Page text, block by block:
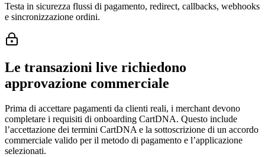
Testa in sicurezza flussi di pagamento, redirect, callbacks, webhooks
e sincronizzazione ordini.
Le transazioni live richiedono
approvazione commerciale
Prima di accettare pagamenti da clienti reali, i merchant devono
completare i requisiti di onboarding CartDNA. Questo include
l’accettazione dei termini CartDNA e la sottoscrizione di un accordo
commerciale valido per il metodo di pagamento e l’applicazione
selezionati.